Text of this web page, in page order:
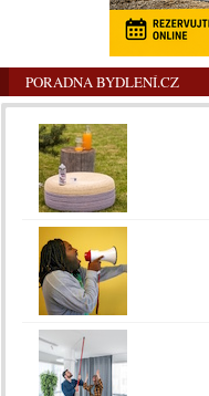
PORADNA BYDLENÍ.CZ